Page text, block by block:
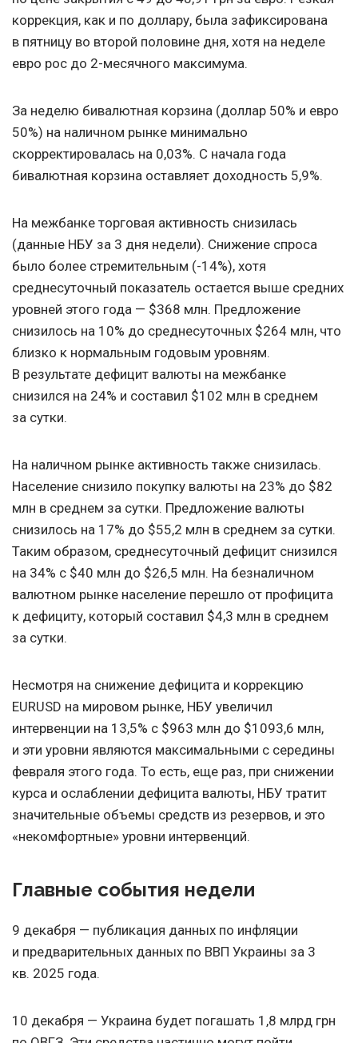
коррекция, как и по доллару, была зафиксирована
в пятницу во второй половине дня, хотя на неделе
евро рос до 2-месячного максимума.
За неделю бивалютная корзина (доллар 50% и евро
50%) на наличном рынке минимально
скорректировалась на 0,03%. С начала года
бивалютная корзина оставляет доходность 5,9%.
На межбанке торговая активность снизилась
(данные НБУ за 3 дня недели). Снижение спроса
было более стремительным (-14%), хотя
среднесуточный показатель остается выше средних
уровней этого года — $368 млн. Предложение
снизилось на 10% до среднесуточных $264 млн, что
близко к нормальным годовым уровням.
В результате дефицит валюты на межбанке
снизился на 24% и составил $102 млн в среднем
за сутки.
На наличном рынке активность также снизилась.
Население снизило покупку валюты на 23% до $82
млн в среднем за сутки. Предложение валюты
снизилось на 17% до $55,2 млн в среднем за сутки.
Таким образом, среднесуточный дефицит снизился
на 34% с $40 млн до $26,5 млн. На безналичном
валютном рынке население перешло от профицита
к дефициту, который составил $4,3 млн в среднем
за сутки.
Несмотря на снижение дефицита и коррекцию
EURUSD на мировом рынке, НБУ увеличил
интервенции на 13,5% с $963 млн до $1093,6 млн,
и эти уровни являются максимальными с середины
февраля этого года. То есть, еще раз, при снижении
курса и ослаблении дефицита валюты, НБУ тратит
значительные объемы средств из резервов, и это
«некомфортные» уровни интервенций.
Главные события недели
9 декабря — публикация данных по инфляции
и предварительных данных по ВВП Украины за 3
кв. 2025 года.
10 декабря — Украина будет погашать 1,8 млрд грн